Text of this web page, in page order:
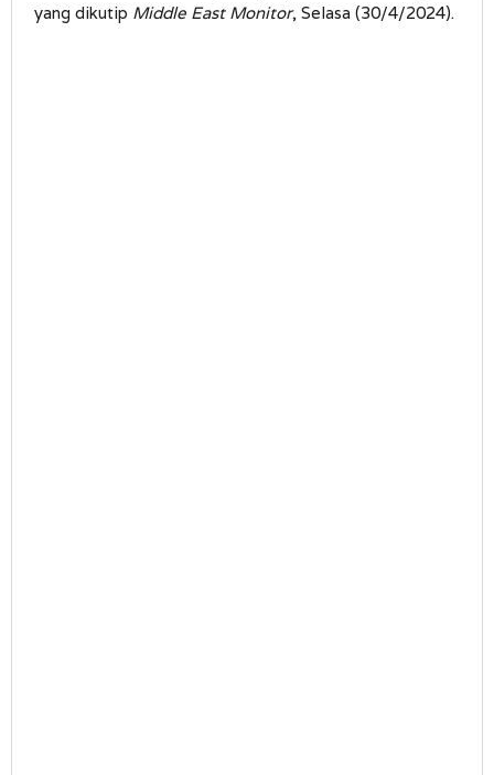
yang dikutip Middle East Monitor, Selasa (30/4/2024).